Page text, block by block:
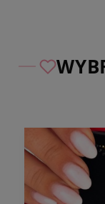
Sprawdź
tym 5 cm
długość
tym 5 cm
szerokość